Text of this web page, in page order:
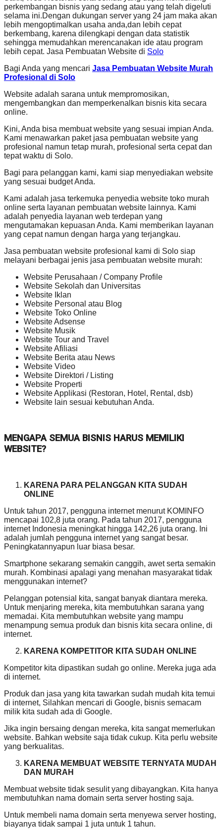
perkembangan bisnis yang sedang atau yang telah digeluti
selama ini.Dengan dukungan server yang 24 jam maka akan
lebih mengoptimalkan usaha anda,dan lebih cepat
berkembang, karena dilengkapi dengan data statistik
sehingga memudahkan merencanakan ide atau program
lebih cepat. Jasa Pembuatan Website di Solo
Bagi Anda yang mencari Jasa Pembuatan Website Murah
Profesional di Solo
Website adalah sarana untuk mempromosikan,
mengembangkan dan memperkenalkan bisnis kita secara
online.
Kini, Anda bisa membuat website yang sesuai impian Anda.
Kami menawarkan paket jasa pembuatan website yang
profesional namun tetap murah, profesional serta cepat dan
tepat waktu di Solo.
Bagi para pelanggan kami, kami siap menyediakan website
yang sesuai budget Anda.
Kami adalah jasa terkemuka penyedia website toko murah
online serta layanan pembuatan website lainnya. Kami
adalah penyedia layanan web terdepan yang
mengutamakan kepuasan Anda. Kami memberikan layanan
yang cepat namun dengan harga yang terjangkau.
Jasa pembuatan website profesional kami di Solo siap
melayani berbagai jenis jasa pembuatan website murah:
Website Perusahaan / Company Profile
Website Sekolah dan Universitas
Website Iklan
Website Personal atau Blog
Website Toko Online
Website Adsense
Website Musik
Website Tour and Travel
Website Afiliasi
Website Berita atau News
Website Video
Website Direktori / Listing
Website Properti
Website Applikasi (Restoran, Hotel, Rental, dsb)
Website lain sesuai kebutuhan Anda.
MENGAPA SEMUA BISNIS HARUS MEMILIKI
WEBSITE?
KARENA PARA PELANGGAN KITA SUDAH
ONLINE
Untuk tahun 2017, pengguna internet menurut KOMINFO
mencapai 102,8 juta orang. Pada tahun 2017, pengguna
internet Indonesia meningkat hingga 142,26 juta orang. Ini
adalah jumlah pengguna internet yang sangat besar.
Peningkatannyapun luar biasa besar.
Smartphone sekarang semakin canggih, awet serta semakin
murah. Kombinasi apalagi yang menahan masyarakat tidak
menggunakan internet?
Pelanggan potensial kita, sangat banyak diantara mereka.
Untuk menjaring mereka, kita membutuhkan sarana yang
memadai. Kita membutuhkan website yang mampu
menampung semua produk dan bisnis kita secara online, di
internet.
KARENA KOMPETITOR KITA SUDAH ONLINE
Kompetitor kita dipastikan sudah go online. Mereka juga ada
di internet.
Produk dan jasa yang kita tawarkan sudah mudah kita temui
di internet, Silahkan mencari di Google, bisnis semacam
milik kita sudah ada di Google.
Jika ingin bersaing dengan mereka, kita sangat memerlukan
website. Bahkan website saja tidak cukup. Kita perlu website
yang berkualitas.
KARENA MEMBUAT WEBSITE TERNYATA MUDAH
DAN MURAH
Membuat website tidak sesulit yang dibayangkan. Kita hanya
membutuhkan nama domain serta server hosting saja.
Untuk membeli nama domain serta menyewa server hosting,
biayanya tidak sampai 1 juta untuk 1 tahun.